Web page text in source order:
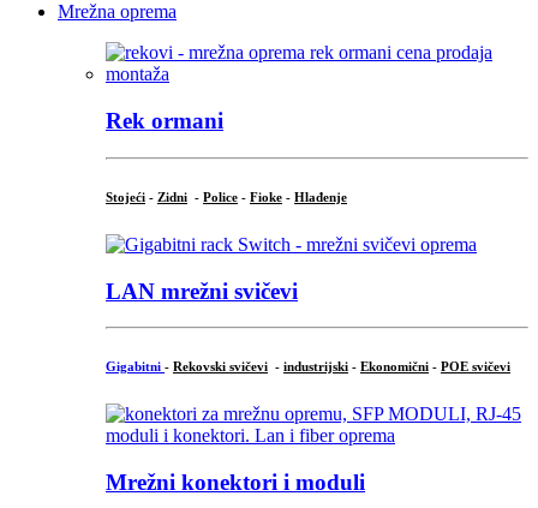
Mrežna oprema
Rek ormani
Stojeći - Zidni - Police - Fioke - Hlađenje
LAN mrežni svičevi
Gigabitni - Rekovski svičevi - industrijski - Ekonomični - POE svičevi
Mrežni konektori i moduli